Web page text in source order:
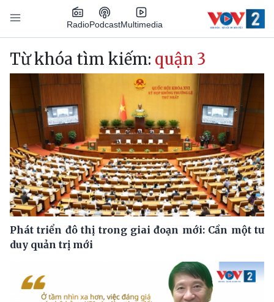
Nhảy đến nội dung
RadioPodcastMultimedia
Main navigation
Từ khóa tìm kiếm: quận 3
Phát triển đô thị trong giai đoạn mới: Cần một tư
duy quản trị mới